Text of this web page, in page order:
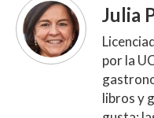
Julia
por la
libros y